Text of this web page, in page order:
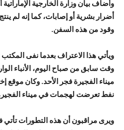
وأضاف بيان وزارة الخارجية
أضرار بشرية أو إصابات، كما إنه لم
وقود من هذه السفن.
ويأتي هذا الاعتراف بعدما نفى
وقت سابق من صباح اليوم، الأنباء
نفط تعرضت لهجمات في ميناء
ويرى مراقبون أن هذه التطورات